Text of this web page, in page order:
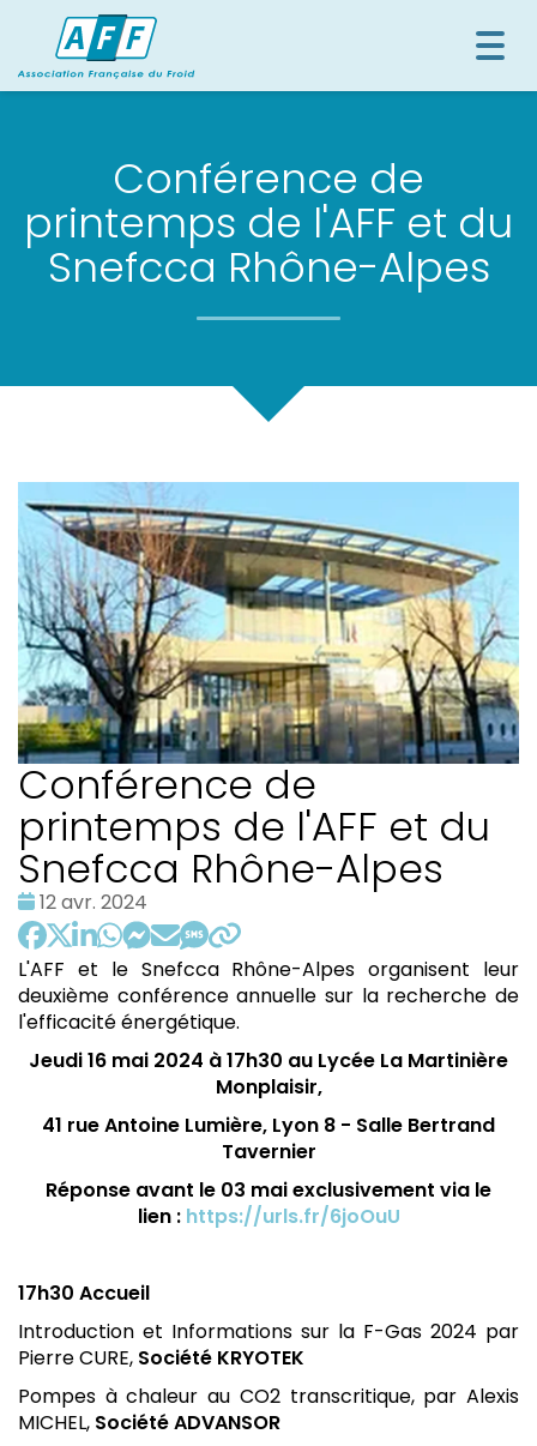
Conférence de
printemps de l'AFF et du
Snefcca Rhône-Alpes
Conférence de
printemps de l'AFF et du
Snefcca Rhône-Alpes
Date
:
12 avr. 2024
L'AFF et le Snefcca Rhône-Alpes organisent leur
deuxième conférence annuelle sur la recherche de
l'efficacité énergétique.
Jeudi 16 mai 2024 à 17h30 au Lycée La Martinière
Monplaisir,
41 rue Antoine Lumière, Lyon 8 - Salle Bertrand
Tavernier
Réponse avant le 03 mai exclusivement via le
lien : https://urls.fr/6joOuU
17h30 Accueil
Introduction et Informations sur la F-Gas 2024 par
Pierre CURE, Société KRYOTEK
Pompes à chaleur au CO2 transcritique, par Alexis
MICHEL, Société ADVANSOR